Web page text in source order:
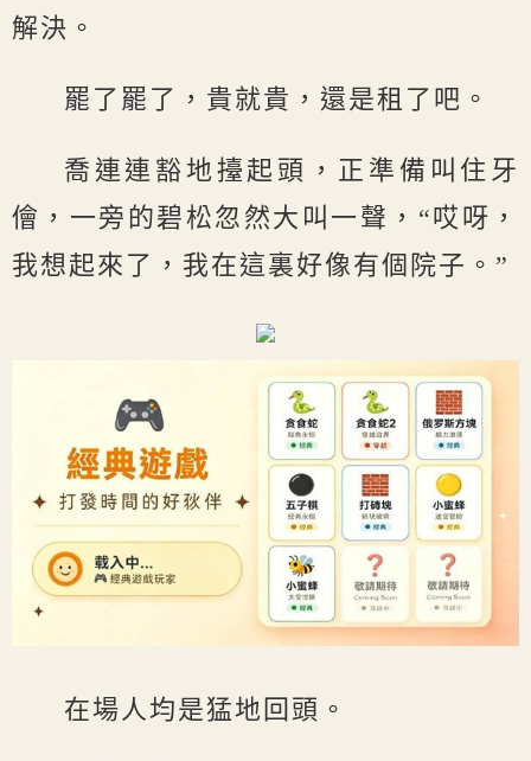
解決。
罷了罷了，貴就貴，還是租了吧。
喬連連豁地擡起頭，正準備叫住牙
儈，一旁的碧松忽然大叫一聲，“哎呀，
我想起來了，我在這裏好像有個院子。”
在場人均是猛地回頭。